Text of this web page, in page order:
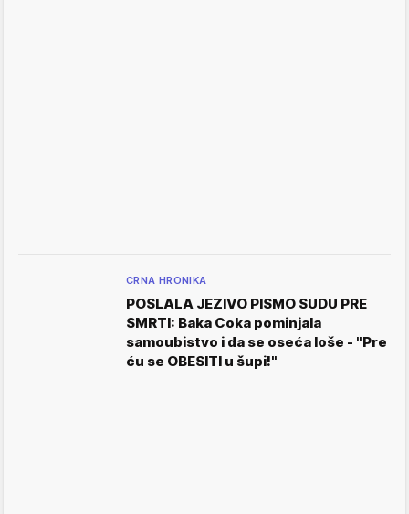
CRNA HRONIKA
POSLALA JEZIVO PISMO SUDU PRE
SMRTI: Baka Coka pominjala
samoubistvo i da se oseća loše - "Pre
ću se OBESITI u šupi!"